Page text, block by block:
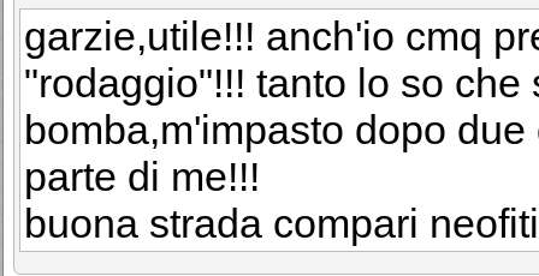
garzie,utile!!! anch'io cmq
"rodaggio"!!! tanto lo so
bomba,m'impasto dopo
parte di me!!!
buona strada compari